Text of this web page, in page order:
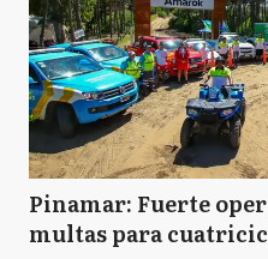
Pinamar: Fuerte
multas para